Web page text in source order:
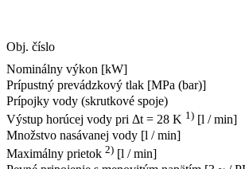
Obj. číslo
Nominálny výkon [kW]
Prípustný prevádzkový tlak [MPa (bar)]
Prípojky vody (skrutkové spoje)
Výstup horúcej vody pri Δt = 28 K 1) [l / min]
Množstvo nasávanej vody [l / min]
Maximálny prietok 2) [l / min]